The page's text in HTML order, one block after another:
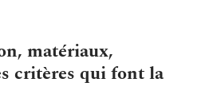
matériaux,
critères qui font la